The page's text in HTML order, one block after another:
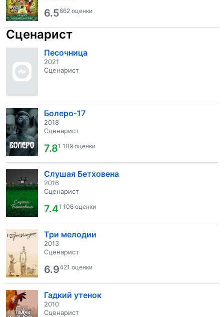
6.5662 оценки
Сценарист
Песочница
2021
Сценарист
Болеро-17
2018
Сценарист
7.81 109 оценки
Слушая Бетховена
2016
Сценарист
7.41 106 оценки
Три мелодии
2013
Сценарист
6.9421 оценки
Гадкий утенок
2010
Сценарист